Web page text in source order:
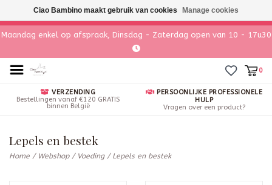
Maandag enkel op afspraak, Dinsdag - Zaterdag open van 10 - 17u30
0
VERZENDING
Bestellingen vanaf €120 GRATIS
binnen België
PERSOONLIJKE PROFESSIONELE
HULP
Vragen over een product?
Lepels en bestek
Home / Webshop/ Voeding/ Lepels en bestek
Ciao Bambino maakt gebruik van cookies Manage cookies